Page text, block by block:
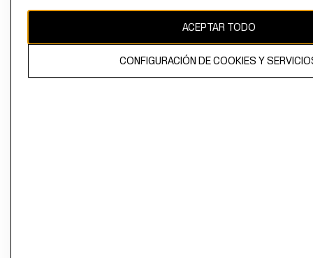
propiedad de H&M Hennes & Mauritz AB
ACEPTAR TODO
CONFIGURACIÓN DE COOKIES Y